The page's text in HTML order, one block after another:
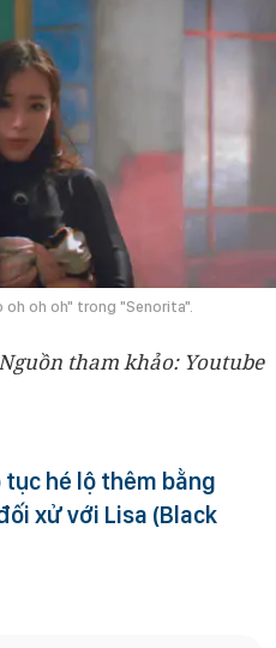
oh oh oh" trong "Senorita".
tham khảo: Youtube
hé lộ thêm bằng
xử với Lisa (Black